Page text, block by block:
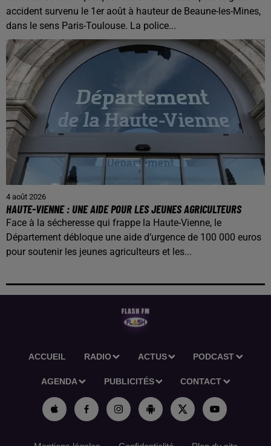
accident survenu le 1er août à hauteur de Beaune-les-Mines,
dans le sens Paris-Toulouse. La police...
4 août 2026
HAUTE-VIENNE : UNE AIDE POUR LES JEUNES AGRICULTEURS
Face à la sécheresse qui frappe la Haute-Vienne, le
Département débloque une aide d’urgence de 100 000 euros
pour soutenir les jeunes agriculteurs et les...
ACCUEIL RADIO ACTUS PODCAST
AGENDA PUBLICITÉS CONTACT